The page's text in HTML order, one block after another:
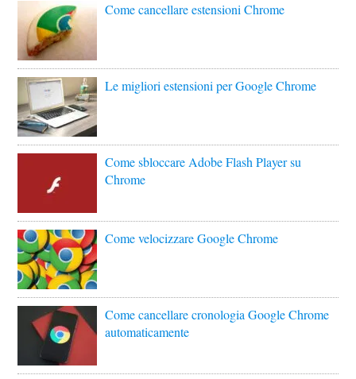
Come cancellare estensioni Chrome
Le migliori estensioni per Google Chrome
Come sbloccare Adobe Flash Player su
Chrome
Come velocizzare Google Chrome
Come cancellare cronologia Google Chrome
automaticamente